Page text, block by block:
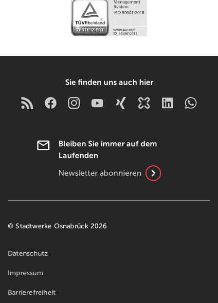
Sie finden uns auch hier
Bleiben Sie immer auf dem
Laufenden
Newsletter abonnieren
© Stadtwerke Osnabrück 2026
Datenschutz
Impressum
Barrierefreiheit